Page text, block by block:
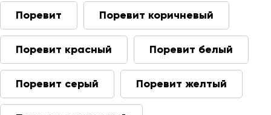
Поревит Поревит коричневый
Поревит красный Поревит белый
Поревит серый Поревит желтый